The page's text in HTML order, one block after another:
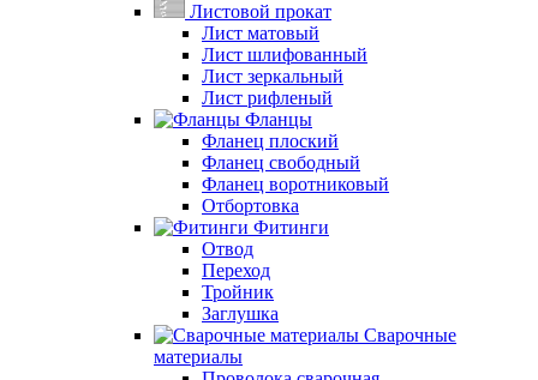
Листовой прокат
Лист матовый
Лист шлифованный
Лист зеркальный
Лист рифленый
Фланцы
Фланец плоский
Фланец свободный
Фланец воротниковый
Отбортовка
Фитинги
Отвод
Переход
Тройник
Заглушка
Сварочные
материалы